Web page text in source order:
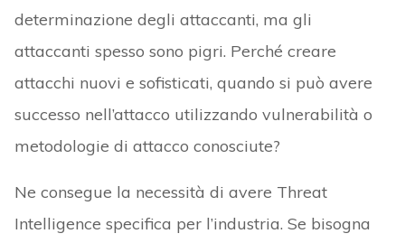
determinazione degli attaccanti, ma gli
attaccanti spesso sono pigri. Perché creare
attacchi nuovi e sofisticati, quando si può avere
successo nell’attacco utilizzando vulnerabilità o
metodologie di attacco conosciute?
Ne consegue la necessità di avere Threat
Intelligence specifica per l’industria. Se bisogna